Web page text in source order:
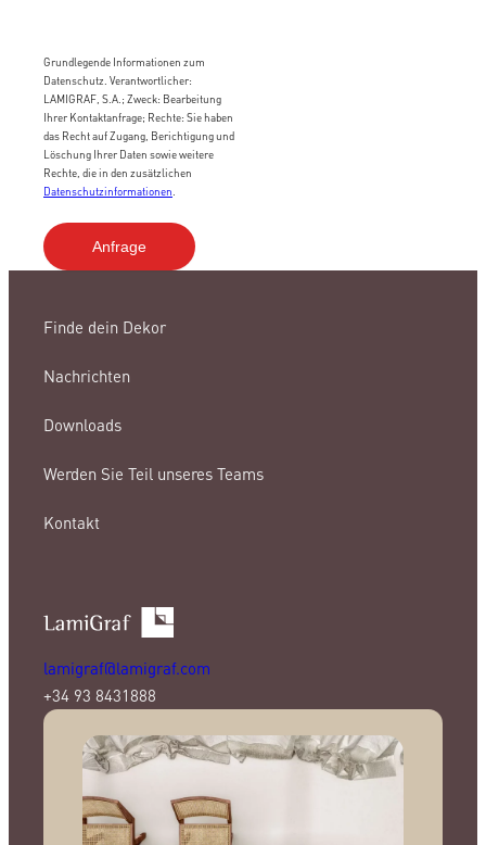
Grundlegende Informationen zum
Datenschutz. Verantwortlicher:
LAMIGRAF, S.A.; Zweck: Bearbeitung
Ihrer Kontaktanfrage; Rechte: Sie haben
das Recht auf Zugang, Berichtigung und
Löschung Ihrer Daten sowie weitere
Rechte, die in den zusätzlichen
Datenschutzinformationen.
Finde dein Dekor
Nachrichten
Downloads
Werden Sie Teil unseres Teams
Kontakt
lamigraf@lamigraf.com
+34 93 8431888